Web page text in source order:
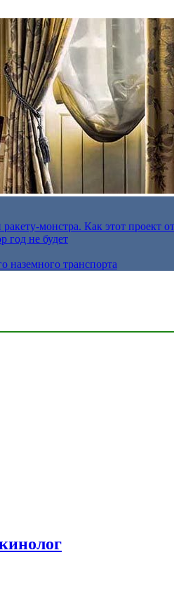
монстра. Как этот проект
год не будет
наземного транспорта